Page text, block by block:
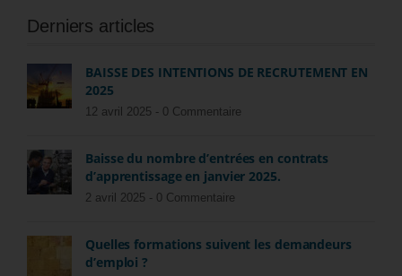
Derniers articles
BAISSE DES INTENTIONS DE RECRUTEMENT EN
2025
12 avril 2025 - 0 Commentaire
Baisse du nombre d’entrées en contrats
d’apprentissage en janvier 2025.
2 avril 2025 - 0 Commentaire
Quelles formations suivent les demandeurs
d’emploi ?